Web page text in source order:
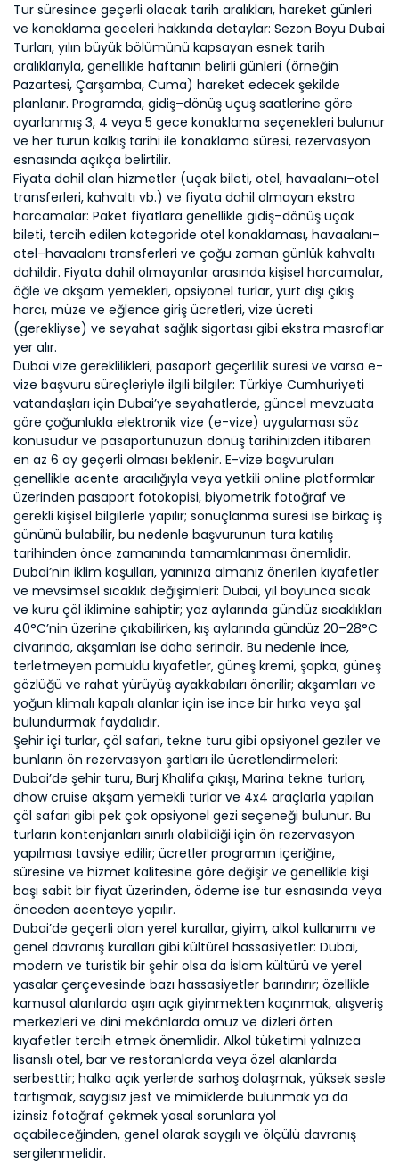
Tur süresince geçerli olacak tarih aralıkları, hareket günleri
ve konaklama geceleri hakkında detaylar: Sezon Boyu Dubai
Turları, yılın büyük bölümünü kapsayan esnek tarih
aralıklarıyla, genellikle haftanın belirli günleri (örneğin
Pazartesi, Çarşamba, Cuma) hareket edecek şekilde
planlanır. Programda, gidiş–dönüş uçuş saatlerine göre
ayarlanmış 3, 4 veya 5 gece konaklama seçenekleri bulunur
ve her turun kalkış tarihi ile konaklama süresi, rezervasyon
esnasında açıkça belirtilir.
Fiyata dahil olan hizmetler (uçak bileti, otel, havaalanı–otel
transferleri, kahvaltı vb.) ve fiyata dahil olmayan ekstra
harcamalar: Paket fiyatlara genellikle gidiş–dönüş uçak
bileti, tercih edilen kategoride otel konaklaması, havaalanı–
otel–havaalanı transferleri ve çoğu zaman günlük kahvaltı
dahildir. Fiyata dahil olmayanlar arasında kişisel harcamalar,
öğle ve akşam yemekleri, opsiyonel turlar, yurt dışı çıkış
harcı, müze ve eğlence giriş ücretleri, vize ücreti
(gerekliyse) ve seyahat sağlık sigortası gibi ekstra masraflar
yer alır.
Dubai vize gereklilikleri, pasaport geçerlilik süresi ve varsa e-
vize başvuru süreçleriyle ilgili bilgiler: Türkiye Cumhuriyeti
vatandaşları için Dubai’ye seyahatlerde, güncel mevzuata
göre çoğunlukla elektronik vize (e-vize) uygulaması söz
konusudur ve pasaportunuzun dönüş tarihinizden itibaren
en az 6 ay geçerli olması beklenir. E-vize başvuruları
genellikle acente aracılığıyla veya yetkili online platformlar
üzerinden pasaport fotokopisi, biyometrik fotoğraf ve
gerekli kişisel bilgilerle yapılır; sonuçlanma süresi ise birkaç iş
gününü bulabilir, bu nedenle başvurunun tura katılış
tarihinden önce zamanında tamamlanması önemlidir.
Dubai’nin iklim koşulları, yanınıza almanız önerilen kıyafetler
ve mevsimsel sıcaklık değişimleri: Dubai, yıl boyunca sıcak
ve kuru çöl iklimine sahiptir; yaz aylarında gündüz sıcaklıkları
40°C’nin üzerine çıkabilirken, kış aylarında gündüz 20–28°C
civarında, akşamları ise daha serindir. Bu nedenle ince,
terletmeyen pamuklu kıyafetler, güneş kremi, şapka, güneş
gözlüğü ve rahat yürüyüş ayakkabıları önerilir; akşamları ve
yoğun klimalı kapalı alanlar için ise ince bir hırka veya şal
bulundurmak faydalıdır.
Şehir içi turlar, çöl safari, tekne turu gibi opsiyonel geziler ve
bunların ön rezervasyon şartları ile ücretlendirmeleri:
Dubai’de şehir turu, Burj Khalifa çıkışı, Marina tekne turları,
dhow cruise akşam yemekli turlar ve 4x4 araçlarla yapılan
çöl safari gibi pek çok opsiyonel gezi seçeneği bulunur. Bu
turların kontenjanları sınırlı olabildiği için ön rezervasyon
yapılması tavsiye edilir; ücretler programın içeriğine,
süresine ve hizmet kalitesine göre değişir ve genellikle kişi
başı sabit bir fiyat üzerinden, ödeme ise tur esnasında veya
önceden acenteye yapılır.
Dubai’de geçerli olan yerel kurallar, giyim, alkol kullanımı ve
genel davranış kuralları gibi kültürel hassasiyetler: Dubai,
modern ve turistik bir şehir olsa da İslam kültürü ve yerel
yasalar çerçevesinde bazı hassasiyetler barındırır; özellikle
kamusal alanlarda aşırı açık giyinmekten kaçınmak, alışveriş
merkezleri ve dini mekânlarda omuz ve dizleri örten
kıyafetler tercih etmek önemlidir. Alkol tüketimi yalnızca
lisanslı otel, bar ve restoranlarda veya özel alanlarda
serbesttir; halka açık yerlerde sarhoş dolaşmak, yüksek sesle
tartışmak, saygısız jest ve mimiklerde bulunmak ya da
izinsiz fotoğraf çekmek yasal sorunlara yol
açabileceğinden, genel olarak saygılı ve ölçülü davranış
sergilenmelidir.